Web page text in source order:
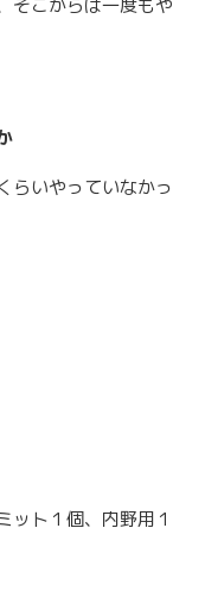
そこからは一度もや
らいやっていなかっ
ット１個、内野用１